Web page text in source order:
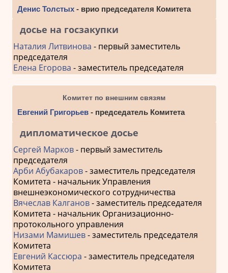
Денис Толстых- врио председателя Комитета
досье на госзакупки
Наталия Литвинова - первый заместитель
председателя
Елена Егорова - заместитель председателя
Комитет по внешним связям
Евгений Григорьев- председатель Комитета
дипломатическое досье
Сергей Марков- первый заместитель
председателя
Арби Абубакаров- заместитель председателя
Комитета - начальник Управления
внешнеэкономического сотрудничества
Вячеслав Калганов- заместитель председателя
Комитета - начальник Организационно-
протокольного управления
Низами Мамишев- заместитель председателя
Комитета
Евгений Кассюра - заместитель председателя
Комитета